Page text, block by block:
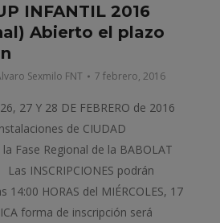
INFANTIL 2016
Abierto el plazo
Sexmilo FNT 7 febrero, 2016
27 Y 28 DE FEBRERO de 2016
de CIUDAD
la Fase Regional de la BABOLAT
INSCRIPCIONES podrán
14:00 HORAS del MIÉRCOLES, 17
forma de inscripción será